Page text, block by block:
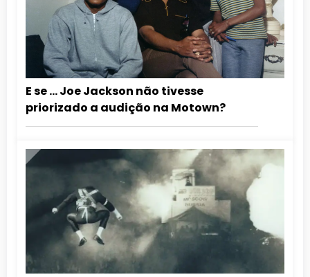
E se … Joe Jackson não tivesse
priorizado a audição na Motown?